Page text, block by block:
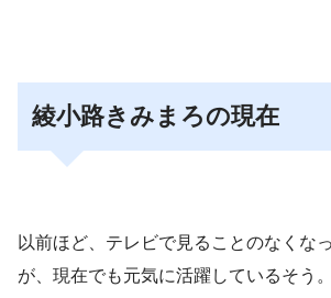
綾小路きみまろの現在
以前ほど、テレビで見ることのなくな
が、現在でも元気に活躍しているそう。